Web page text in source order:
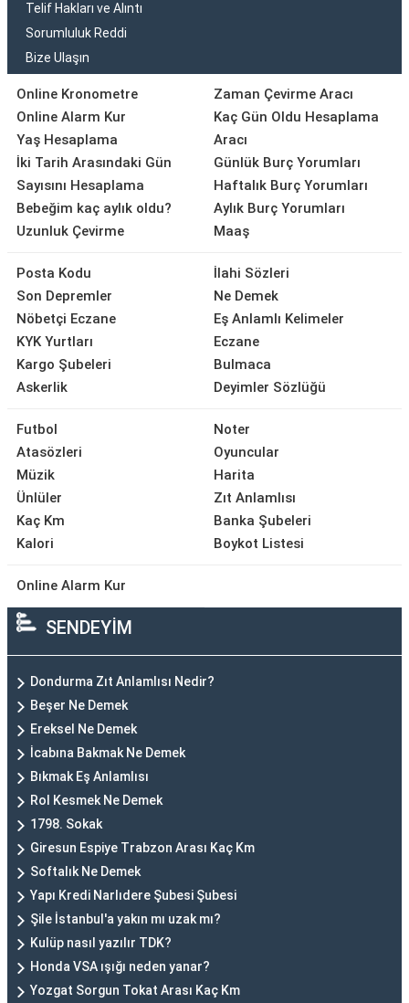
Telif Hakları ve Alıntı
Sorumluluk Reddi
Bize Ulaşın
Online Kronometre
Online Alarm Kur
Yaş Hesaplama
İki Tarih Arasındaki Gün
Sayısını Hesaplama
Bebeğim kaç aylık oldu?
Uzunluk Çevirme
Zaman Çevirme Aracı
Kaç Gün Oldu Hesaplama
Aracı
Günlük Burç Yorumları
Haftalık Burç Yorumları
Aylık Burç Yorumları
Maaş
Posta Kodu
Son Depremler
Nöbetçi Eczane
KYK Yurtları
Kargo Şubeleri
Askerlik
İlahi Sözleri
Ne Demek
Eş Anlamlı Kelimeler
Eczane
Bulmaca
Deyimler Sözlüğü
Futbol
Atasözleri
Müzik
Ünlüler
Kaç Km
Kalori
Noter
Oyuncular
Harita
Zıt Anlamlısı
Banka Şubeleri
Boykot Listesi
Online Alarm Kur
SENDEYİM
Dondurma Zıt Anlamlısı Nedir?
Beşer Ne Demek
Ereksel Ne Demek
İcabına Bakmak Ne Demek
Bıkmak Eş Anlamlısı
Rol Kesmek Ne Demek
1798. Sokak
Giresun Espiye Trabzon Arası Kaç Km
Softalık Ne Demek
Yapı Kredi Narlıdere Şubesi Şubesi
Şile İstanbul'a yakın mı uzak mı?
Kulüp nasıl yazılır TDK?
Honda VSA ışığı neden yanar?
Yozgat Sorgun Tokat Arası Kaç Km